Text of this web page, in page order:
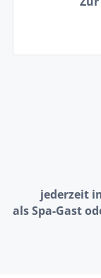
jederzeit
als Spa-Gast